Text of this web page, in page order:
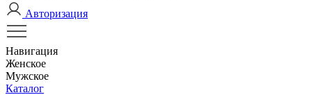
Авторизация
Навигация
Женское
Мужское
Каталог